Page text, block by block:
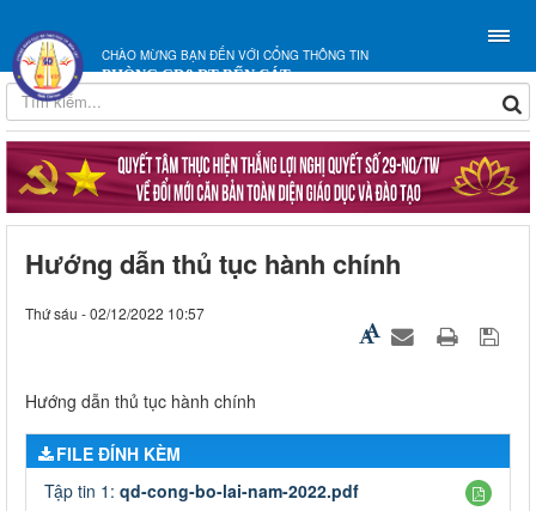
CHÀO MỪNG BẠN ĐẾN VỚI CỔNG THÔNG TIN
PHÒNG GD&ĐT BẾN CÁT
Hướng dẫn thủ tục hành chính
Thứ sáu - 02/12/2022 10:57
Hướng dẫn thủ tục hành chính
FILE ĐÍNH KÈM
Tập tin 1: qd-cong-bo-lai-nam-2022.pdf